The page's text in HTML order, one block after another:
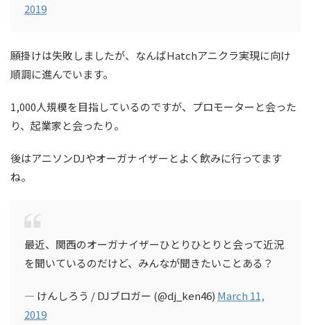
2019
願掛けは失敗しましたが、なんばHatchアニクラ実現に向け
順調に進んでいます。
1,000人規模を目指しているのですが、プロモーターと会った
り、起業家と会ったり。
後はアニソンDJやオーガナイザーとよく飲みに行ってます
ね。
最近、関西のオーガナイザーひとりひとりと会って近況
を聞いているのだけど、みんなが聞きたいことある？
— けんしろう / DJブロガー (@dj_ken46) March 11,
2019